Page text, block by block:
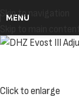
Skip to navigation
MENU
Click to enlarge